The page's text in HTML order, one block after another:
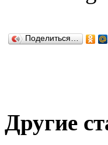
Поделиться…
Другие